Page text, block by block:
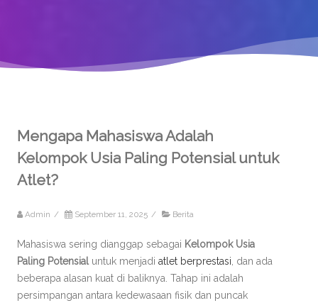
Mengapa Mahasiswa Adalah
Kelompok Usia Paling Potensial untuk
Atlet?
Admin / September 11, 2025 / Berita
Mahasiswa sering dianggap sebagai Kelompok Usia
Paling Potensial untuk menjadi atlet berprestasi , dan ada
beberapa alasan kuat di baliknya. Tahap ini adalah
persimpangan antara kedewasaan fisik dan puncak